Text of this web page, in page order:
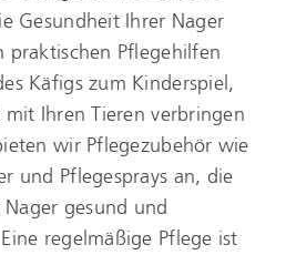
Gesundheit Ihrer Nager
Pflegehilfen
Käfigs zum Kinderspiel,
mit Ihren Tieren verbringen
wir Pflegezubehör wie
und Pflegesprays an, die
gesund und
regelmäßige Pflege ist